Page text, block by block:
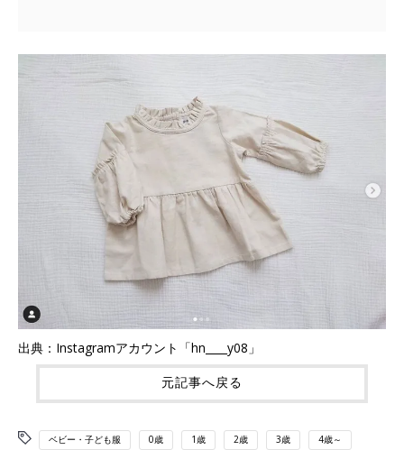
出典：Instagramアカウント「hn____y08」
元記事へ戻る
ベビー・子ども服 0歳 1歳 2歳 3歳 4歳～